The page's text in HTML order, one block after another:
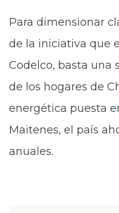
Para dimensionar
de la iniciativa que
Codelco, basta una
de los hogares de
energética puesta
Maitenes, el país
anuales.